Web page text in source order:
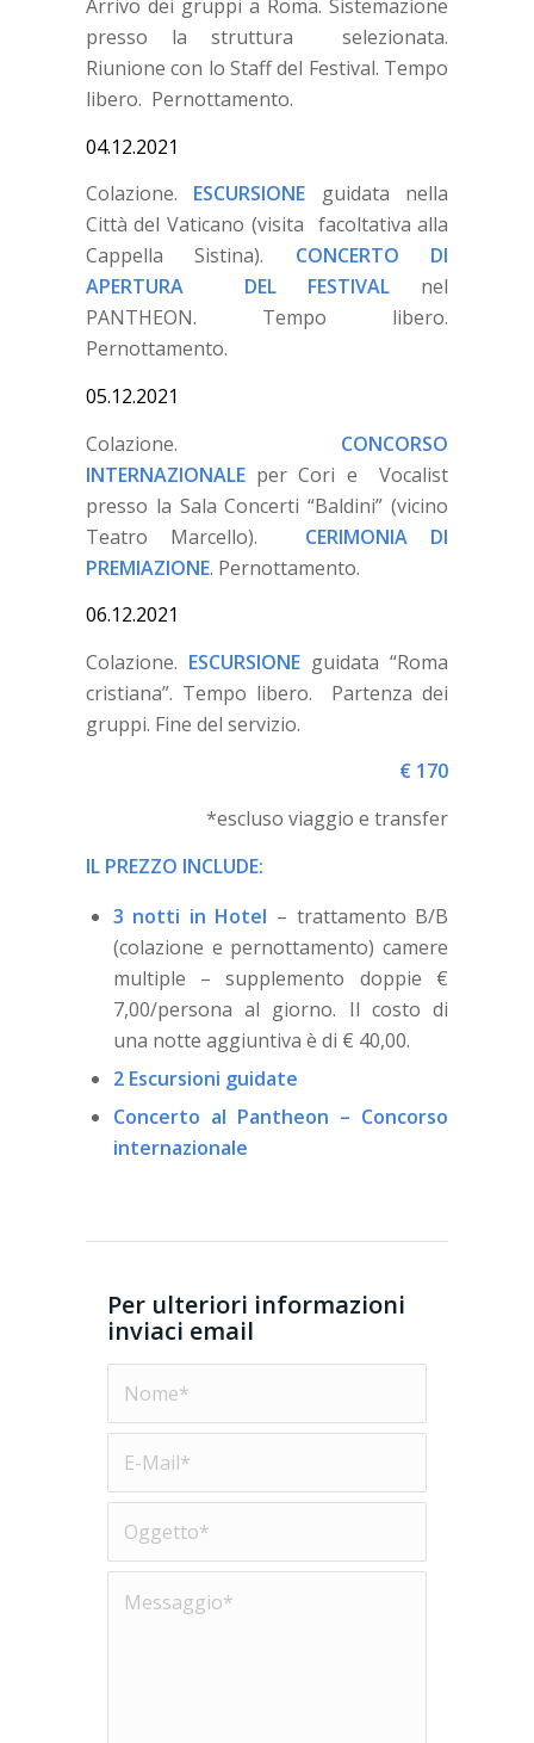
Arrivo dei gruppi a Roma. Sistemazione
presso la struttura selezionata.
Riunione con lo Staff del Festival. Tempo
libero. Pernottamento.
04.12.2021
Colazione. ESCURSIONE guidata nella
Città del Vaticano (visita facoltativa alla
Cappella Sistina). CONCERTO DI
APERTURA DEL FESTIVAL nel
PANTHEON. Tempo libero.
Pernottamento.
05.12.2021
Colazione. CONCORSO
INTERNAZIONALE per Cori e Vocalist
presso la Sala Concerti “Baldini” (vicino
Teatro Marcello). CERIMONIA DI
PREMIAZIONE. Pernottamento.
06.12.2021
Colazione. ESCURSIONE guidata “Roma
cristiana”. Tempo libero. Partenza dei
gruppi. Fine del servizio.
€ 170
*escluso viaggio e transfer
IL PREZZO INCLUDE:
3 notti in Hotel – trattamento B/B
(colazione e pernottamento) camere
multiple – supplemento doppie €
7,00/persona al giorno. Il costo di
una notte aggiuntiva è di € 40,00.
2 Escursioni guidate
Concerto al Pantheon – Concorso
internazionale
Per ulteriori informazioni
inviaci email